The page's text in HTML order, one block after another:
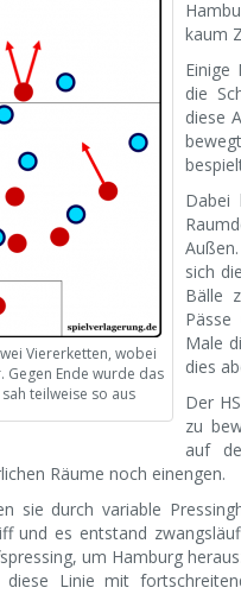
Viererketten, wobei
Ende wurde das
teilweise so aus
kaum
Einige
die
diese
Dabei
sich
Bälle
Male
dies
Der
zu
auf
Räume noch einengen.
sie durch variable
und es entstand
um Hamburg
diese Linie mit